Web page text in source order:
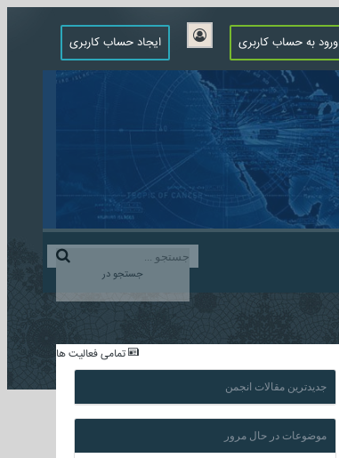
ورود به حساب کاربری ایجاد حساب کاربری
جستجو در
تمامی فعالیت ها
جدیدترین مقالات انجمن
موضوعات در حال مرور